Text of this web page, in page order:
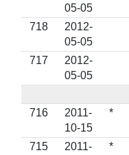
05-05
718
2012-
05-05
717
2012-
05-05
716
2011-
10-15
*
715
2011-
*